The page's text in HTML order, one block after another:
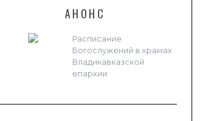
АНОНС
Расписание
Богослужений в храмах
Владикавказской
епархии